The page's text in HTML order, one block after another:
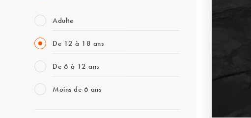
Adulte
De 12 à 18 ans
De 6 à 12 ans
Moins de 6 ans